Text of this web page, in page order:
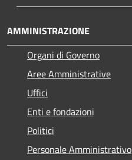
AMMINISTRAZIONE
Organi di Governo
Aree Amministrative
Uffici
Enti e fondazioni
Politici
Personale Amministrativo